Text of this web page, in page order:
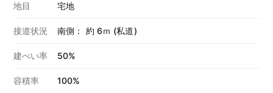
地目 宅地
接道状況 南側： 約 6ｍ (私道)
建ぺい率 50%
容積率 100%